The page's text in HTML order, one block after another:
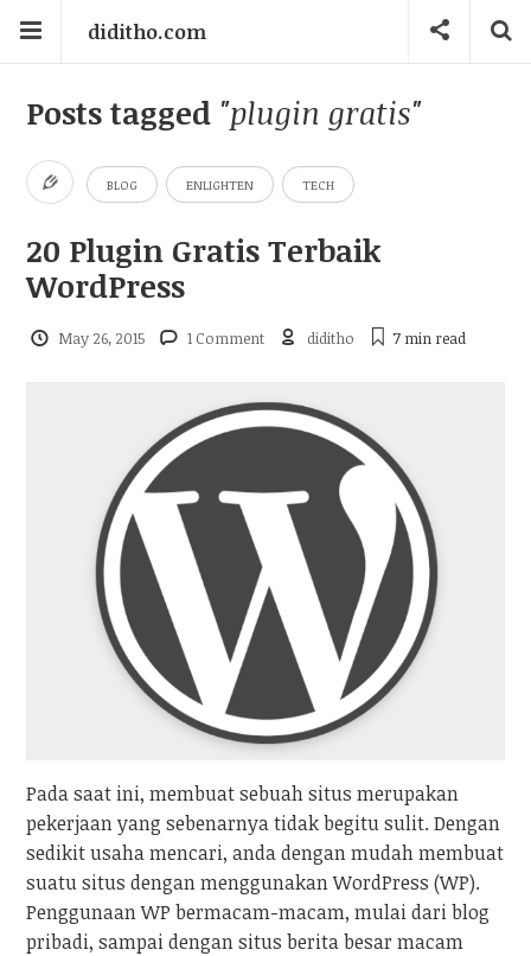
diditho.com
Posts tagged "plugin gratis"
BLOG ENLIGHTEN TECH
20 Plugin Gratis Terbaik
WordPress
May 26, 2015 1 Comment diditho 7 min read
Pada saat ini, membuat sebuah situs merupakan
pekerjaan yang sebenarnya tidak begitu sulit. Dengan
sedikit usaha mencari, anda dengan mudah membuat
suatu situs dengan menggunakan WordPress (WP).
Penggunaan WP bermacam-macam, mulai dari blog
pribadi, sampai dengan situs berita besar macam